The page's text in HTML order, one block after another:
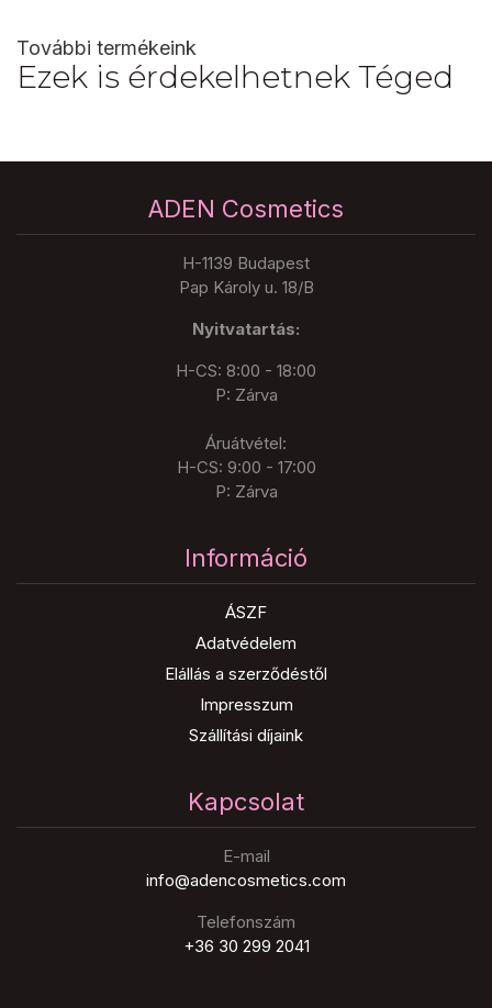
További termékeink
Ezek is érdekelhetnek Téged
ADEN Cosmetics
H-1139 Budapest
Pap Károly u. 18/B
Nyitvatartás:
H-CS: 8:00 - 18:00
P: Zárva
Áruátvétel:
H-CS: 9:00 - 17:00
P: Zárva
Információ
ÁSZF
Adatvédelem
Elállás a szerződéstől
Impresszum
Szállítási díjaink
Kapcsolat
E-mail
info@adencosmetics.com
Telefonszám
+36 30 299 2041